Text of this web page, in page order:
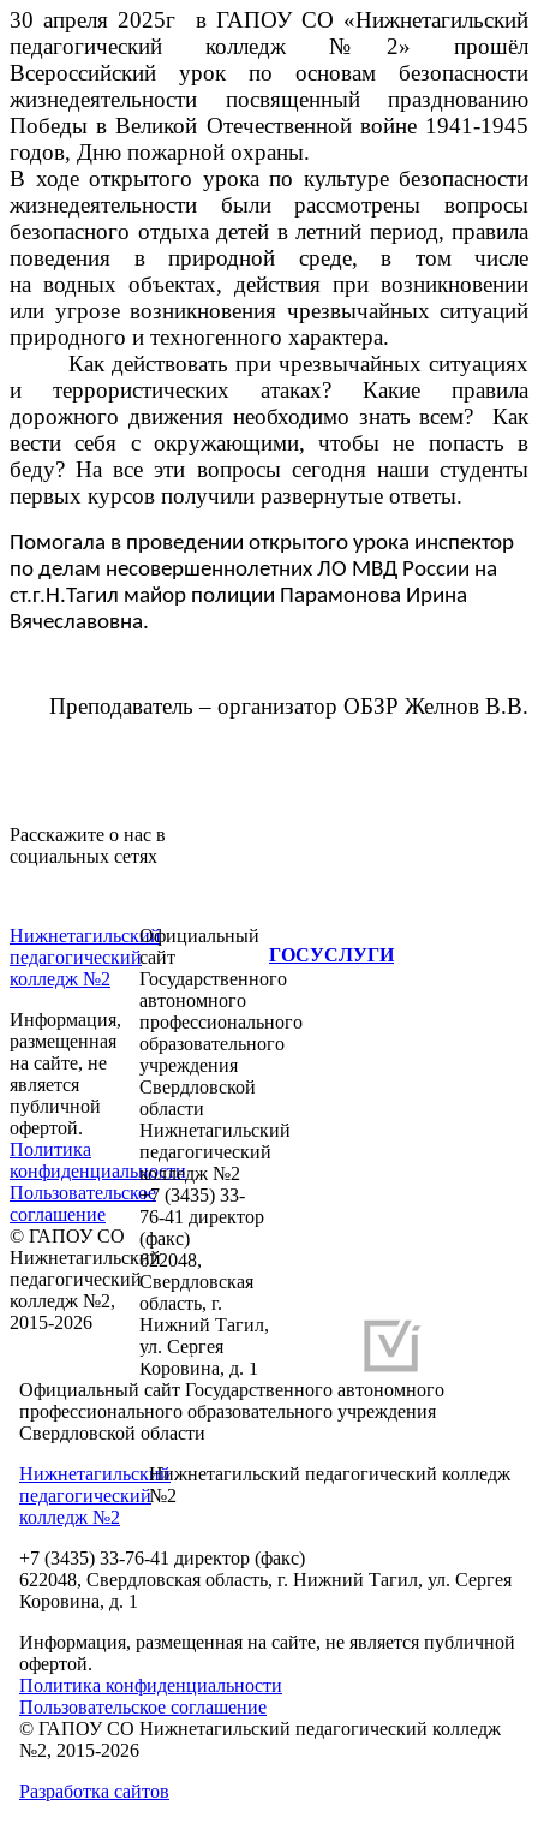
30 апреля 2025г в ГАПОУ СО «Нижнетагильский
педагогический колледж №2» прошёл
Всероссийский урок по основам безопасности
жизнедеятельности посвященный празднованию
Победы в Великой Отечественной войне 1941-1945
годов, Дню пожарной охраны.
В ходе открытого урока по культуре безопасности
жизнедеятельности были рассмотрены вопросы
безопасного отдыха детей в летний период, правила
поведения в природной среде, в том числе
на водных объектах, действия при возникновении
или угрозе возникновения чрезвычайных ситуаций
природного и техногенного характера.
Как действовать при чрезвычайных ситуациях
и террористических атаках? Какие правила
дорожного движения необходимо знать всем? Как
вести себя с окружающими, чтобы не попасть в
беду? На все эти вопросы сегодня наши студенты
первых курсов получили развернутые ответы.
Помогала в проведении открытого урока инспектор
по делам несовершеннолетних ЛО МВД России на
ст.г.Н.Тагил майор полиции Парамонова Ирина
Вячеславовна.
Преподаватель – организатор ОБЗР Желнов В.В.
Расскажите о нас в
социальных сетях
Нижнетагильский
педагогический
колледж №2
Информация,
размещенная
на сайте, не
является
публичной
офертой.
Политика
конфиденциальности
Пользовательское
соглашение
© ГАПОУ СО
Нижнетагильский
педагогический
колледж №2,
2015-2026
Официальный
сайт
Государственного
автономного
профессионального
образовательного
учреждения
Свердловской
области
Нижнетагильский
педагогический
колледж №2
+7 (3435) 33-
76-41 директор
(факс)
622048,
Свердловская
область, г.
Нижний Тагил,
ул. Сергея
Коровина, д. 1
ГОСУСЛУГИ
Разработка и продвижение сайтов
Официальный сайт Государственного автономного
профессионального образовательного учреждения
Свердловской области
Нижнетагильский
педагогический
колледж №2
Нижнетагильский педагогический колледж
№2
+7 (3435) 33-76-41 директор (факс)
622048, Свердловская область, г. Нижний Тагил, ул. Сергея
Коровина, д. 1
Информация, размещенная на сайте, не является публичной
офертой.
Политика конфиденциальности
Пользовательское соглашение
© ГАПОУ СО Нижнетагильский педагогический колледж
№2, 2015-2026
Разработка сайтов